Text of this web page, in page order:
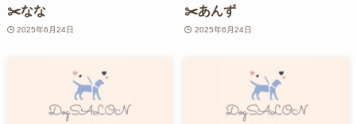
✂️なな
2025年6月24日
✂️あんず
2025年6月24日